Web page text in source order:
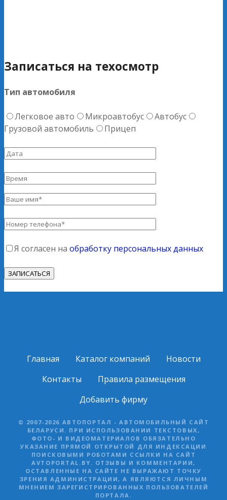
Записаться на техосмотр
Тип автомобиля
Легковое авто Микроавтобус
Автобус
Грузовой автомобиль
Прицеп
Я согласен на обработку персональных данных
Главная Каталог компаний
Новости
Контакты
Правила размещения
Добавить фирму
© 2007-2026 АВТОПОРТАЛ - АВТОМОБИЛЬНЫЙ САЙТ
БЕЛАРУСИ. ПРИ ИСПОЛЬЗОВАНИИ ТЕКСТОВЫХ,
ФОТО- И ВИДЕОМАТЕРИАЛОВ ОБЯЗАТЕЛЬНО
УКАЗАНИЕ ПРЯМОЙ ОТКРЫТОЙ ДЛЯ ИНДЕКСАЦИИ
ПОИСКОВЫМИ РОБОТАМИ ССЫЛКИ НА САЙТ
AVTOPORTAL.BY. ОТЗЫВЫ И КОММЕНТАРИИ,
ОСТАВЛЕННЫЕ НА САЙТЕ НЕ ВЫРАЖАЮТ ТОЧКУ
ЗРЕНИЯ АДМИНИСТРАЦИИ, А ЯВЛЯЮТСЯ ЛИЧНЫМ
МНЕНИЕМ ЗАРЕГИСТРИРОВАННЫХ ПОЛЬЗОВАТЕЛЕЙ
ПОРТАЛА.